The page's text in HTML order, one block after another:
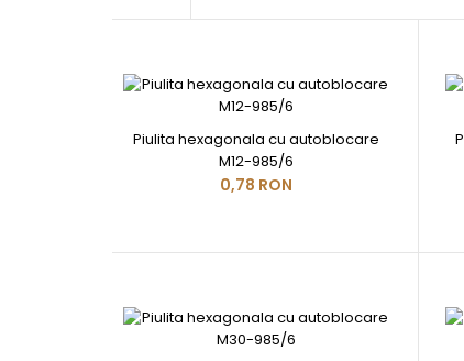
Piulita hexagonala cu autoblocare
M12-985/6
0,78 RON